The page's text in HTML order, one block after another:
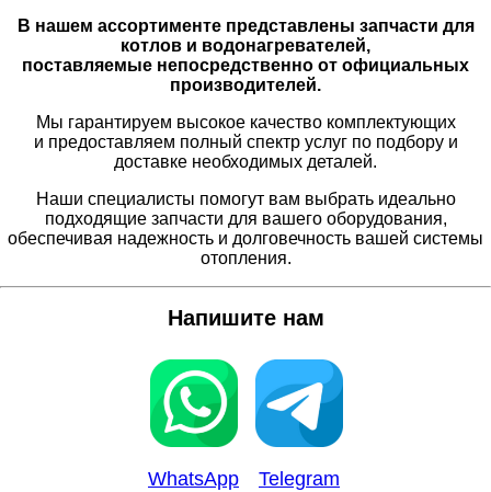
В нашем ассортименте представлены запчасти для
котлов и водонагревателей,
поставляемые непосредственно от официальных
производителей.
Мы гарантируем высокое качество комплектующих
и предоставляем полный спектр услуг по подбору и
доставке необходимых деталей.
Наши специалисты помогут вам выбрать идеально
подходящие запчасти для вашего оборудования,
обеспечивая надежность и долговечность вашей системы
отопления.
Напишите нам
WhatsApp Telegram